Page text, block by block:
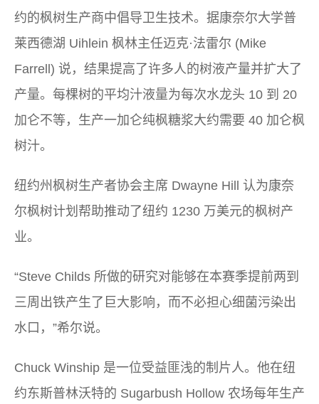
约的枫树生产商中倡导卫生技术。据康奈尔大学普
莱西德湖 Uihlein 枫林主任迈克·法雷尔 (Mike
Farrell) 说，结果提高了许多人的树液产量并扩大了
产量。每棵树的平均汁液量为每次水龙头 10 到 20
加仑不等，生产一加仑纯枫糖浆大约需要 40 加仑枫
树汁。
纽约州枫树生产者协会主席 Dwayne Hill 认为康奈
尔枫树计划帮助推动了纽约 1230 万美元的枫树产
业。
“Steve Childs 所做的研究对能够在本赛季提前两到
三周出铁产生了巨大影响，而不必担心细菌污染出
水口，”希尔说。
Chuck Winship 是一位受益匪浅的制片人。他在纽
约东斯普林沃特的 Sugarbush Hollow 农场每年生产